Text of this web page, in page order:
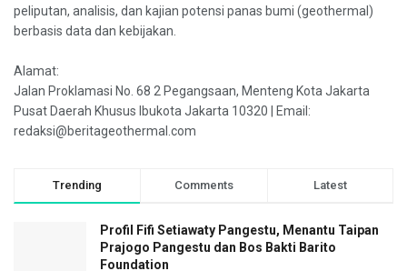
peliputan, analisis, dan kajian potensi panas bumi (geothermal)
berbasis data dan kebijakan.
Alamat:
Jalan Proklamasi No. 68 2 Pegangsaan, Menteng Kota Jakarta
Pusat Daerah Khusus Ibukota Jakarta 10320 | Email:
redaksi@beritageothermal.com
Trending Comments Latest
Profil Fifi Setiawaty Pangestu, Menantu Taipan
Prajogo Pangestu dan Bos Bakti Barito
Foundation